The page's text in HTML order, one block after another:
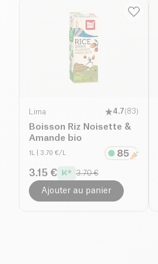
Lima 4.7(83)
Boisson Riz Noisette &
Amande bio
1L | 3.70 €/L
3.15 € 3.70 €
Ajouter au panier